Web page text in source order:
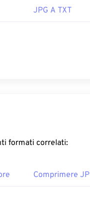
JPG A TXT
formati correlati:
Comprimere